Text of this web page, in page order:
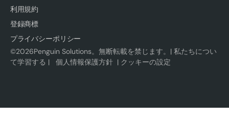
利用規約
登録商標
プライバシーポリシー
©2026Penguin Solutions。無断転載を禁じます。|私たちについ
て学習する | 個人情報保護方針 | クッキーの設定